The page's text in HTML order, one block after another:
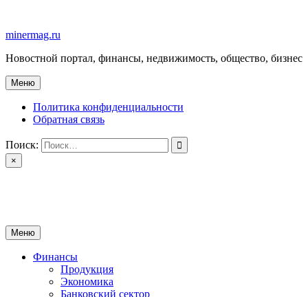
содержимому
minermag.ru
Новостной портал, финансы, недвижимость, общество, бизнес
Меню
Политика конфиденциальности
Обратная связь
Поиск:
×
Меню
Финансы
Продукция
Экономика
Банковский сектор